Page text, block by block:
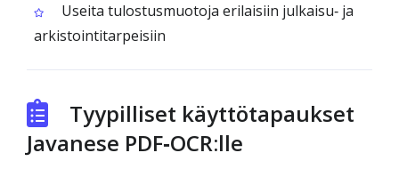
Useita tulostusmuotoja erilaisiin julkaisu‑ ja
arkistointitarpeisiin
Tyypilliset käyttötapaukset
Javanese PDF‑OCR:lle